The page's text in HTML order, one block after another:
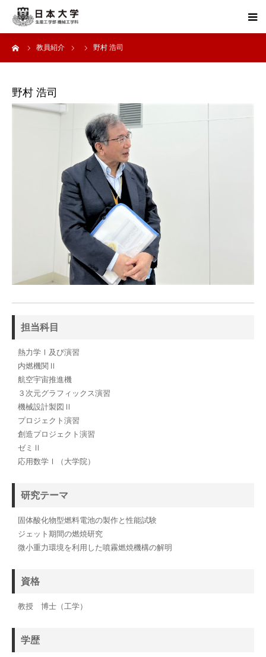
教員紹介 野村 浩司
野村 浩司
担当科目
熱力学Ⅰ及び演習
内燃機関Ⅱ
航空宇宙推進機
３次元グラフィックス演習
機械設計製図Ⅱ
プロジェクト演習
創造プロジェクト演習
ゼミⅡ
応用数学Ⅰ（大学院）
研究テーマ
固体酸化物型燃料電池の製作と性能試験
ジェット期間の燃焼研究
微小重力環境を利用した噴霧燃焼機構の解明
資格
教授 博士（工学）
学歴
機械工学科を知る
機械工学科の進路